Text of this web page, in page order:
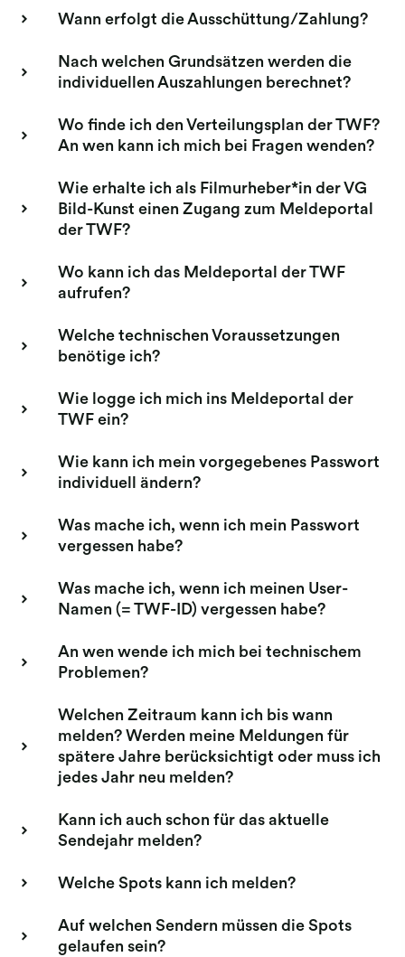
Wann erfolgt die Ausschüttung/Zahlung?
Nach welchen Grundsätzen werden die
individuellen Auszahlungen berechnet?
Wo finde ich den Verteilungsplan der TWF?
An wen kann ich mich bei Fragen wenden?
Wie erhalte ich als Filmurheber*in der VG
Bild-Kunst einen Zugang zum Meldeportal
der TWF?
Wo kann ich das Meldeportal der TWF
aufrufen?
Welche technischen Voraussetzungen
benötige ich?
Wie logge ich mich ins Meldeportal der
TWF ein?
Wie kann ich mein vorgegebenes Passwort
individuell ändern?
Was mache ich, wenn ich mein Passwort
vergessen habe?
Was mache ich, wenn ich meinen User-
Namen (= TWF-ID) vergessen habe?
An wen wende ich mich bei technischem
Problemen?
Welchen Zeitraum kann ich bis wann
melden? Werden meine Meldungen für
spätere Jahre berücksichtigt oder muss ich
jedes Jahr neu melden?
Kann ich auch schon für das aktuelle
Sendejahr melden?
Welche Spots kann ich melden?
Auf welchen Sendern müssen die Spots
gelaufen sein?